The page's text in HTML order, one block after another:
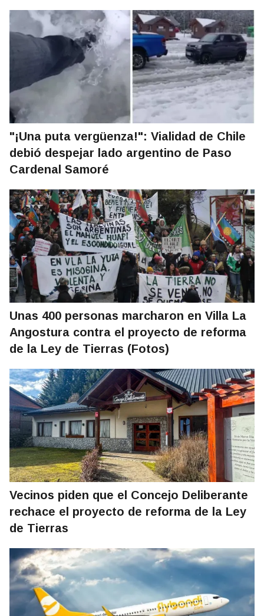
"¡Una puta vergüenza!": Vialidad de Chile
debió despejar lado argentino de Paso
Cardenal Samoré
Unas 400 personas marcharon en Villa La
Angostura contra el proyecto de reforma
de la Ley de Tierras (Fotos)
Vecinos piden que el Concejo Deliberante
rechace el proyecto de reforma de la Ley
de Tierras